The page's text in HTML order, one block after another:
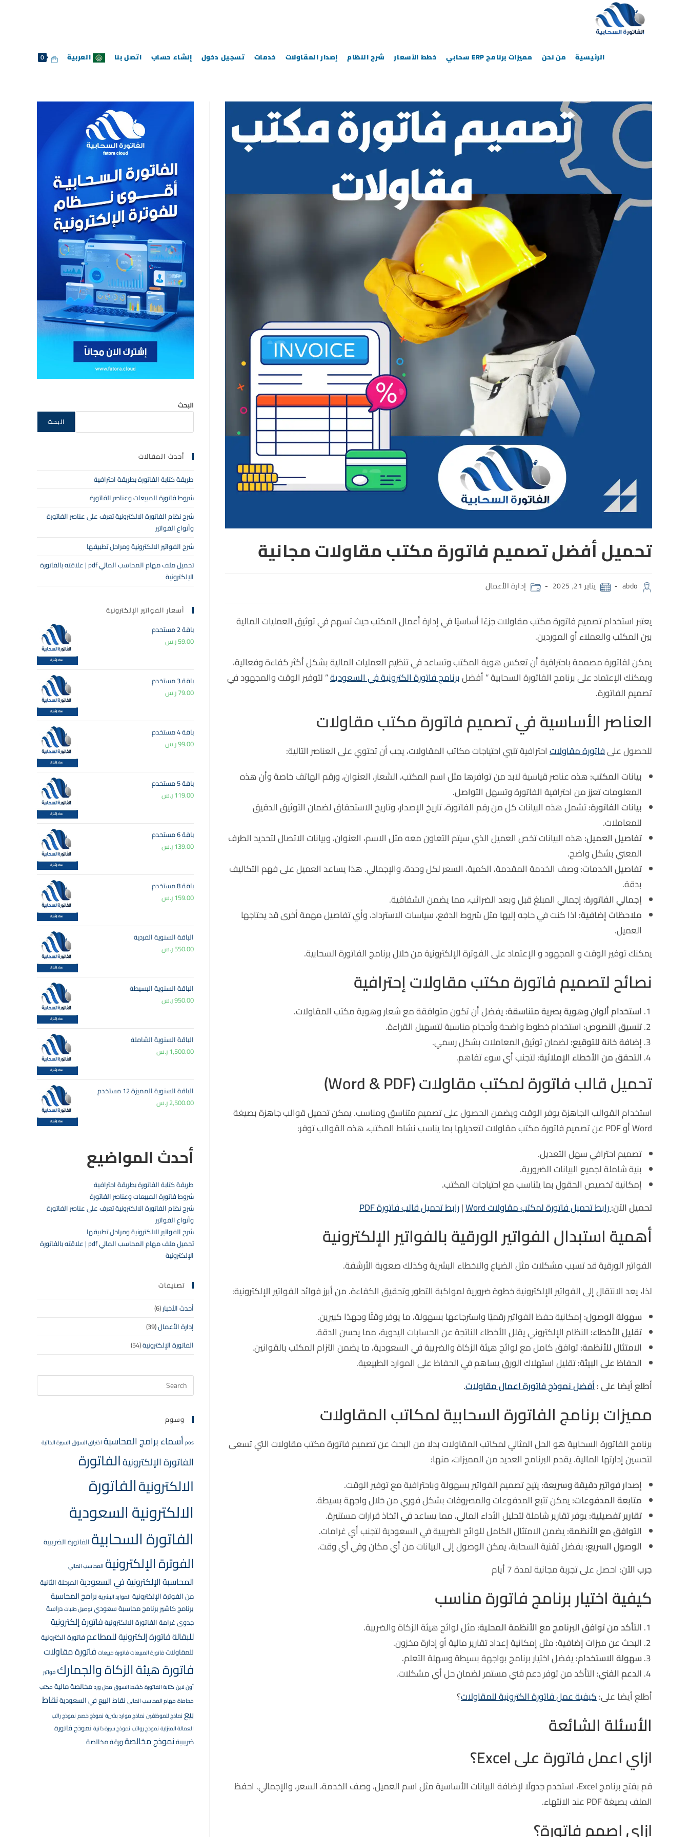
الرئيسية من نحن مميزات برنامج ERP سحابي خطط الأسعار شرح النظام إصدار المقاولات خدمات تسجيل دخول إنشاء حساب اتصل بنا العربية 0
تحميل أفضل تصميم فاتورة مكتب مقاولات مجانية
abdo يناير 21, 2025 إدارة الأعمال
يعتبر استخدام تصميم فاتورة مكتب مقاولات جزءًا أساسيًا في إدارة أعمال المكتب حيث تسهم في توثيق العمليات المالية
بين المكتب والعملاء أو الموردين.
يمكن لفاتورة مصممة باحترافية أن تعكس هوية المكتب وتساعد في تنظيم العمليات المالية بشكل أكثر كفاءة وفعالية،
ويمكنك الإعتماد على برنامج الفاتورة السحابية ” أفضلبرنامج فاتورة الكترونية في السعودية” لتوفير الوقت والمجهود في
تصميم الفاتورة.
العناصر الأساسية في تصميم فاتورة مكتب مقاولات
للحصول علىفاتورة مقاولاتاحترافية تلبي احتياجات مكاتب المقاولات، يجب أن تحتوي على العناصر التالية:
بيانات المكتب:هذه عناصر قياسية لابد من توافرها مثل اسم المكتب، الشعار، العنوان، ورقم الهاتف خاصة وأن هذه
المعلومات تعزز من احترافية الفاتورة وتسهل التواصل.
بيانات الفاتورة:تشمل هذه البيانات كل من رقم الفاتورة، تاريخ الإصدار، وتاريخ الاستحقاق لضمان التوثيق الدقيق
للمعاملات.
تفاصيل العميل:هذه البيانات تخص العميل الذي سيتم التعاون معه مثل الاسم، العنوان، وبيانات الاتصال لتحديد الطرف
المعني بشكل واضح.
تفاصيل الخدمات:وصف الخدمة المقدمة، الكمية، السعر لكل وحدة، والإجمالي. هذا يساعد العميل على فهم التكاليف
بدقة.
إجمالي الفاتورة:إجمالي المبلغ قبل وبعد الضرائب، مما يضمن الشفافية.
ملاحظات إضافية: اذا كنت في حاجه إليها مثل شروط الدفع، سياسات الاسترداد، وأي تفاصيل مهمة أخرى قد يحتاجها
العميل.
يمكنك توفير الوقت و المجهود و الإعتماد على الفوترة الإلكترونية من خلال برنامج الفاتورة السحابية.
نصائح لتصميم فاتورة مكتب مقاولات إحترافية
استخدام ألوان وهوية بصرية متناسقة:يفضل أن تكون متوافقة مع شعار وهوية مكتب المقاولات.
تنسيق النصوص: استخدام خطوط واضحة وأحجام مناسبة لتسهيل القراءة.
إضافة خانة للتوقيع:لضمان توثيق المعاملات بشكل رسمي.
التحقق من الأخطاء الإملائية:لتجنب أي سوء تفاهم.
تحميل قالب فاتورة لمكتب مقاولات (Word & PDF)
استخدام القوالب الجاهزة يوفر الوقت ويضمن الحصول على تصميم متناسق ومناسب. يمكن تحميل قوالب جاهزة بصيغة
Word أو PDF عن تصميم فاتورة مكتب مقاولات لتعديلها بما يناسب نشاط المكتب، هذه القوالب توفر:
تصميم احترافي سهل التعديل.
بنية شاملة لجميع البيانات الضرورية.
إمكانية تخصيص الحقول بما يتناسب مع احتياجات المكتب.
تحميل الآن:رابط تحميل فاتورة لمكتب مقاولات Word |رابط تحميل قالب فاتورة PDF
أهمية استبدال الفواتير الورقية بالفواتير الإلكترونية
الفواتير الورقية قد تسبب مشكلات مثل الضياع والاخطاء البشرية وكذلك صعوبة الأرشفة.
لذا، يعد الانتقال إلى الفواتير الإلكترونية خطوة ضرورية لمواكبة التطور وتحقيق الكفاءة. من أبرز فوائد الفواتير الإلكترونية:
سهولة الوصول:إمكانية حفظ الفواتير رقميًا واسترجاعها بسهولة، ما يوفر وقتًا وجهدًا كبيرين.
تقليل الأخطاء: النظام الإلكتروني يقلل الأخطاء الناتجة عن الحسابات اليدوية، مما يحسن الدقة.
الامتثال للأنظمة:توافق كامل مع لوائح هيئة الزكاة والضريبة في السعودية، ما يضمن التزام المكتب بالقوانين.
الحفاظ على البيئة:تقليل استهلاك الورق يساهم في الحفاظ على الموارد الطبيعية.
أطلع أيضا على :أفضل نموذج فاتورة اعمال مقاولات.
مميزات برنامج الفاتورة السحابية لمكاتب المقاولات
برنامج الفاتورة السحابية هو الحل المثالي لمكاتب المقاولات بدلا من البحث عن تصميم فاتورة مكتب مقاولات التي تسعى
لتحسين إدارتها المالية. يقدم البرنامج العديد من المميزات، منها:
إصدار فواتير دقيقة وسريعة:يتيح تصميم الفواتير بسهولة وباحترافية مع توفير الوقت.
متابعة المدفوعات:يمكن تتبع المدفوعات والمصروفات بشكل فوري من خلال واجهة بسيطة.
تقارير تفصيلية:يوفر تقارير شاملة لتحليل الأداء المالي، مما يساعد في اتخاذ قرارات مستنيرة.
التوافق مع الأنظمة:يضمن الامتثال الكامل للوائح الضريبية في السعودية لتجنب أي غرامات.
الوصول السريع:بفضل تقنية السحابة، يمكن الوصول إلى البيانات من أي مكان وفي أي وقت.
جرب الآن: احصل على تجربة مجانية لمدة 7 أيام
كيفية اختيار برنامج فاتورة مناسب
التأكد من توافق البرنامج مع الأنظمة المحلية:مثل لوائح هيئة الزكاة والضريبة.
البحث عن ميزات إضافية:مثل إمكانية إعداد تقارير مالية أو إدارة مخزون.
سهولة الاستخدام:يفضل اختيار برنامج بواجهة بسيطة وسهلة التعلم.
الدعم الفني: التأكد من توفر دعم فني مستمر لضمان حل أي مشكلات.
أطلع أيضا على:كيفية عمل فاتورة الكترونية للمقاولات؟
الأسئلة الشائعة
ازاي اعمل فاتورة على Excel؟
قم بفتح برنامج Excel، استخدم جدولًا لإضافة البيانات الأساسية مثل اسم العميل، وصف الخدمة، السعر، والإجمالي. احفظ
الملف بصيغة PDF عند الانتهاء.
ازاي اصمم فاتورة؟
البحث
البحث
أحدث المقالات
طريقة كتابة الفاتورة بطريقة احترافية
شروط فاتورة المبيعات وعناصر الفاتورة
شرح نظام الفاتورة الالكترونية تعرف على عناصر الفاتورة
وأنواع الفواتير
شرح الفواتير الالكترونية ومراحل تطبيقها
تحميل ملف مهام المحاسب المالي pdf | علاقته بالفاتورة
الإلكترونية
أسعار الفواتير الإلكترونية
باقة 2 مستخدم
59.00ر.س
باقة 3 مستخدم
79.00ر.س
باقة 4 مستخدم
99.00ر.س
باقة 5 مستخدم
119.00ر.س
باقة 6 مستخدم
139.00ر.س
باقة 8 مستخدم
159.00ر.س
الباقة السنوية الفردية
550.00ر.س
الباقة السنوية البسيطة
950.00ر.س
الباقة السنوية الشاملة
1,500.00ر.س
الباقة السنوية المميزة 12 مستخدم
2,500.00ر.س
أحدث المواضيع
طريقة كتابة الفاتورة بطريقة احترافية
شروط فاتورة المبيعات وعناصر الفاتورة
شرح نظام الفاتورة الالكترونية تعرف على عناصر الفاتورة
وأنواع الفواتير
شرح الفواتير الالكترونية ومراحل تطبيقها
تحميل ملف مهام المحاسب المالي pdf | علاقته بالفاتورة
الإلكترونية
تصنيفات
أحدث الأخبار(6)
إدارة الأعمال(39)
الفاتورة الإلكترونية(54)
وسوم
pos أسماء برامج المحاسبة اختراق السوق السيرة الذاتية
الفاتورة الإلكترونيةالفاتورة
الالكترونيةالفاتورة
الالكترونية السعودية
الفاتورة السحابية الفاتورة الضريبية
الفوترة الإلكترونية المحاسب المالي
المحاسبة الإلكترونية في السعوديةالمرحلة الثانية
من الفوترة الإلكترونية الموارد البشرية برامج المحاسبة
برنامج كاشيربرنامج محاسبة سعوديتوصيل طلباتدراسة
جدوىغرامة الفاتورة الالكترونيةفاتورة إلكترونية
للبقالةفاتورة إلكترونية للمطاعمفاتورة الكترونية
للمقاولاتفاتورة المبيعاتفاتورة مبيعات فاتورة مقاولات
فاتورة هيئة الزكاة والجمارك فواتير
أون لاين كتابة الفاتورة كشط السوق محل وردمخالصة مالية مكتب
محاماة مهام المحاسب المالي نقاط البيع في السعوديةنقاط
بيع نماذج للموظفين نماذج موارد بشرية نموذج خصم نموذج راتب
العمالة المنزلية نموذج رواتب نموذج سيرة ذاتية نموذج فاتورة
ضريبيةنموذج مخالصةورقة مخالصة